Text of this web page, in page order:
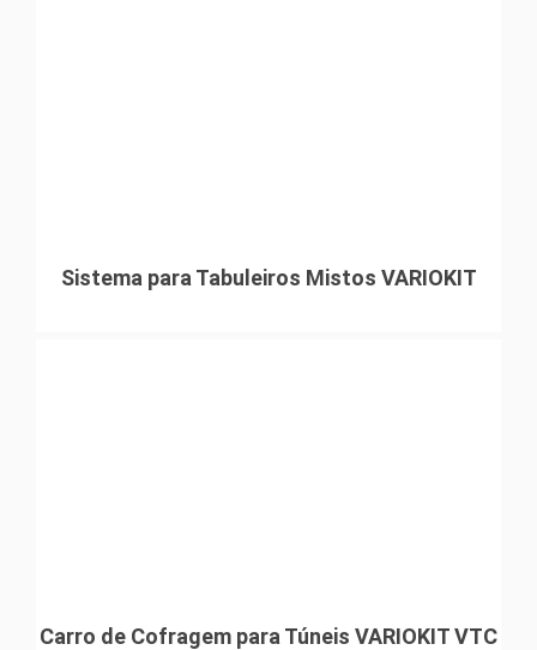
Sistema para Tabuleiros Mistos VARIOKIT
Carro de Cofragem para Túneis VARIOKIT VTC